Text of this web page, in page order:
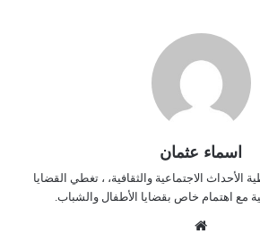
اسماء عثمان
الاجتماعية والثقافية، ، تغطي القضايا
مع اهتمام خاص بقضايا الأطفال والشباب.